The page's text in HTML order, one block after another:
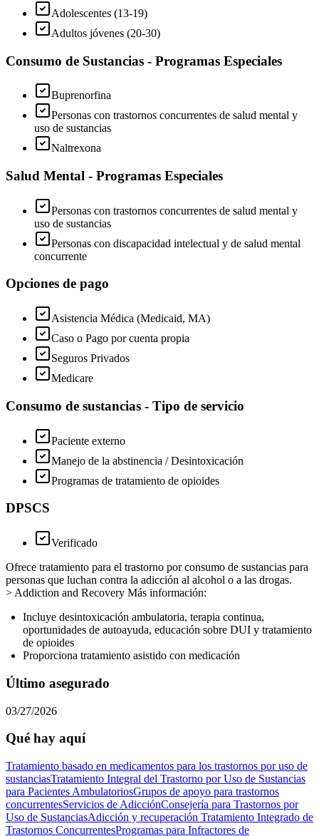
Adolescentes (13-19)
Adultos jóvenes (20-30)
Consumo de Sustancias - Programas Especiales
Buprenorfina
Personas con trastornos concurrentes de salud mental y
uso de sustancias
Naltrexona
Salud Mental - Programas Especiales
Personas con trastornos concurrentes de salud mental y
uso de sustancias
Personas con discapacidad intelectual y de salud mental
concurrente
Opciones de pago
Asistencia Médica (Medicaid, MA)
Caso o Pago por cuenta propia
Seguros Privados
Medicare
Consumo de sustancias - Tipo de servicio
Paciente externo
Manejo de la abstinencia / Desintoxicación
Programas de tratamiento de opioides
DPSCS
Verificado
Ofrece tratamiento para el trastorno por consumo de sustancias para
personas que luchan contra la adicción al alcohol o a las drogas.
> Addiction and Recovery Más información:
Incluye desintoxicación ambulatoria, terapia continua,
oportunidades de autoayuda, educación sobre DUI y tratamiento
de opioides
Proporciona tratamiento asistido con medicación
Último asegurado
03/27/2026
Qué hay aquí
Tratamiento basado en medicamentos para los trastornos por uso de
sustanciasTratamiento Integral del Trastorno por Uso de Sustancias
para Pacientes AmbulatoriosGrupos de apoyo para trastornos
concurrentesServicios de AdicciónConsejería para Trastornos por
Uso de SustanciasAdicción y recuperación Tratamiento Integrado de
Trastornos ConcurrentesProgramas para Infractores de